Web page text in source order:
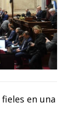
en una